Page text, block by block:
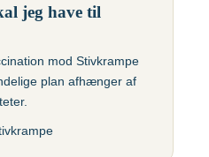
Malaria
jeg have til
mod Stivkrampe
plan afhænger af